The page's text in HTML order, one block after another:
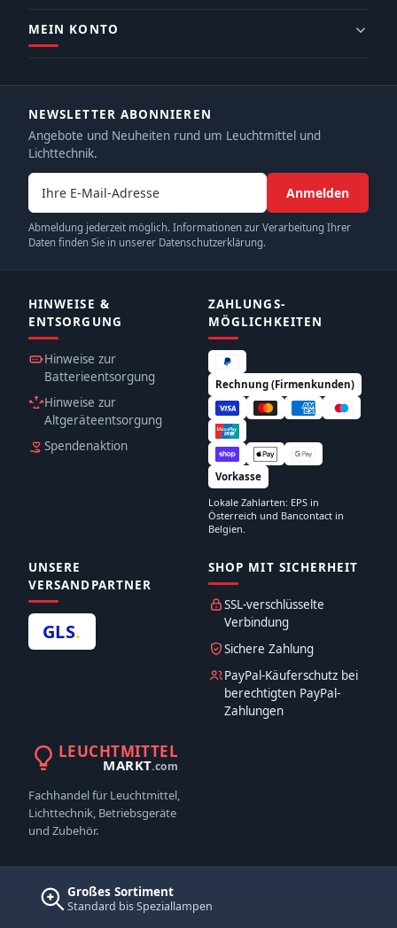
MEIN KONTO
NEWSLETTER ABONNIEREN
Angebote und Neuheiten rund um Leuchtmittel und
Lichttechnik.
E-Mail-Adresse
Anmelden
Abmeldung jederzeit möglich. Informationen zur Verarbeitung Ihrer
Daten finden Sie in unserer Datenschutzerklärung.
HINWEISE &
ENTSORGUNG
Hinweise zur
Batterieentsorgung
Hinweise zur
Altgeräteentsorgung
Spendenaktion
ZAHLUNGS­
MÖGLICHKEITEN
Rechnung (Firmenkunden)
Vorkasse
Lokale Zahlarten: EPS in
Österreich und Bancontact in
Belgien.
UNSERE
VERSANDPARTNER
GLS.
SHOP MIT SICHERHEIT
SSL-verschlüsselte
Verbindung
Sichere Zahlung
PayPal-Käuferschutz bei
berechtigten PayPal-
Zahlungen
LEUCHTMITTEL
MARKT.com
Fachhandel für Leuchtmittel,
Lichttechnik, Betriebsgeräte
und Zubehör.
Großes Sortiment
Standard bis Speziallampen